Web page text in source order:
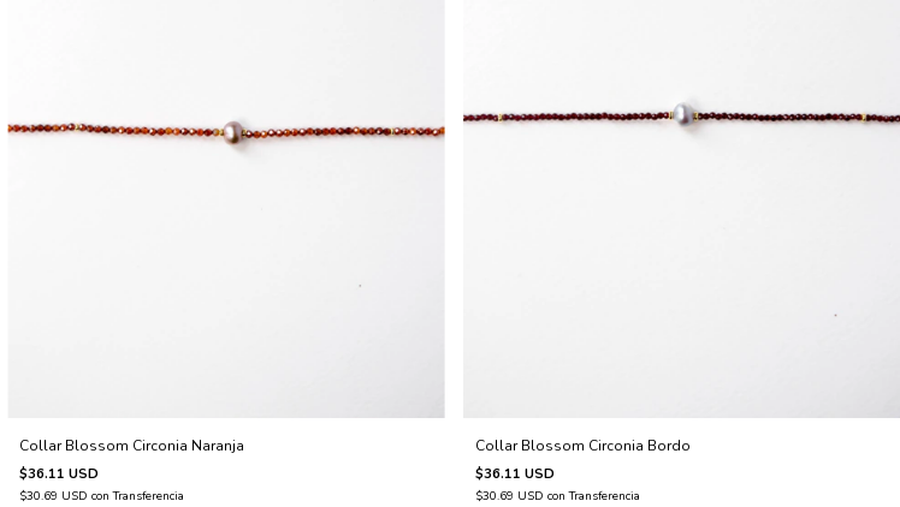
Collar Blossom Circonia Naranja
$36.11 USD
$30.69 USDcon Transferencia
Collar Blossom Circonia Bordo
$36.11 USD
$30.69 USD con Transferencia